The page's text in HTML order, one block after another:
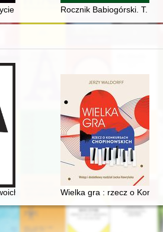
wymiar
po życiu : "osiemnastowieczne kręgi
Rocznik Babiogórski. T. 24
uczniów Wielka gra : rzecz o